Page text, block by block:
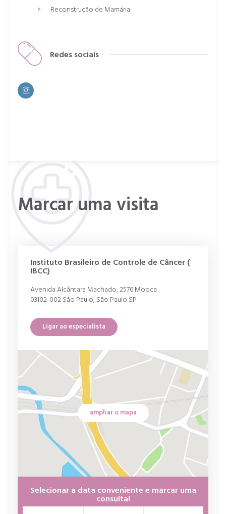
Reconstrução de Mamária
Redes sociais
Marcar uma visita
Instituto Brasileiro de Controle de Câncer (
IBCC)
Avenida Alcântara Machado, 2576 Mooca
03102-002 São Paulo, São Paulo SP
Ligar ao especialista
ampliar o mapa
Selecionar a data conveniente e marcar uma
consulta!